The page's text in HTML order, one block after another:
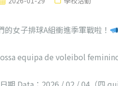
的女子排球A組衝進季軍戰啦！
equipa de voleibol